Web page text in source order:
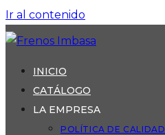
Ir al contenido
INICIO
CATÁLOGO
LA EMPRESA
POLÍTICA DE CALIDAD